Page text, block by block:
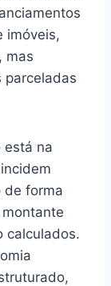
imóveis,
mas
parceladas
está na
de forma
calculados.